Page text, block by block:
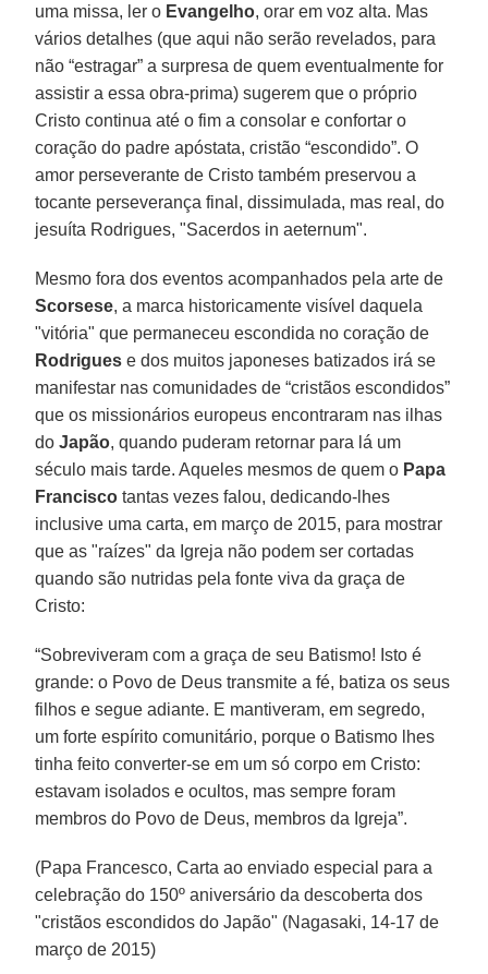
uma missa, ler o Evangelho, orar em voz alta. Mas
vários detalhes (que aqui não serão revelados, para
não “estragar” a surpresa de quem eventualmente for
assistir a essa obra-prima) sugerem que o próprio
Cristo continua até o fim a consolar e confortar o
coração do padre apóstata, cristão “escondido”. O
amor perseverante de Cristo também preservou a
tocante perseverança final, dissimulada, mas real, do
jesuíta Rodrigues, "Sacerdos in aeternum".
Mesmo fora dos eventos acompanhados pela arte de
Scorsese, a marca historicamente visível daquela
"vitória" que permaneceu escondida no coração de
Rodrigues e dos muitos japoneses batizados irá se
manifestar nas comunidades de “cristãos escondidos”
que os missionários europeus encontraram nas ilhas
doJapão, quando puderam retornar para lá um
século mais tarde. Aqueles mesmos de quem o Papa
Francisco tantas vezes falou, dedicando-lhes
inclusive uma carta, em março de 2015, para mostrar
que as "raízes" da Igreja não podem ser cortadas
quando são nutridas pela fonte viva da graça de
Cristo:
“Sobreviveram com a graça de seu Batismo! Isto é
grande: o Povo de Deus transmite a fé, batiza os seus
filhos e segue adiante. E mantiveram, em segredo,
um forte espírito comunitário, porque o Batismo lhes
tinha feito converter-se em um só corpo em Cristo:
estavam isolados e ocultos, mas sempre foram
membros do Povo de Deus, membros da Igreja”.
(Papa Francesco, Carta ao enviado especial para a
celebração do 150º aniversário da descoberta dos
"cristãos escondidos do Japão" (Nagasaki, 14-17 de
março de 2015)